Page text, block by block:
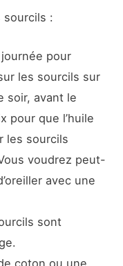
sourcils :
pour
les sourcils sur
soir, avant le
pour que l’huile
les sourcils
voudrez peut-
avec une
sont
coton ou une